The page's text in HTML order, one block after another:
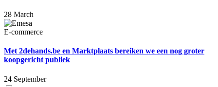
28 March
E-commerce
Met 2dehands.be en Marktplaats bereiken we een nog groter
koopgericht publiek
24 September